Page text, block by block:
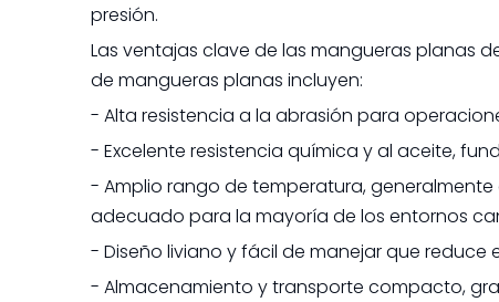
presión.
Las ventajas clave de las mangueras planas
de mangueras planas incluyen:
- Alta resistencia a la abrasión para
- Excelente resistencia química y al aceite,
- Amplio rango de temperatura,
adecuado para la mayoría de los entornos
- Diseño liviano y fácil de manejar que
- Almacenamiento y transporte compacto,